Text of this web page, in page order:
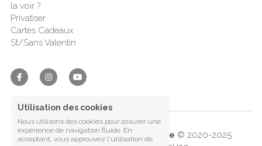
la voir ?
Privatiser
Cartes Cadeaux
St/Sans Valentin
Relax'Eat Restaurant Manosque © 2020-2025
Utilisation des cookies
Nous utilisons des cookies pour assurer une
expérience de navigation fluide. En
acceptant, vous approuvez l'utilisation de